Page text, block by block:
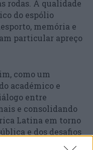
rodas. A qualidade
do espólio
memória e
particular apreço
como um
académico e
entre
e consolidando
Latina em torno
e dos desafios